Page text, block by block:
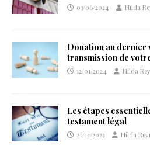
03/06/2024 Hilda
Donation au dernier
transmission de
12/01/2024 Hilda
Les étapes
testament légal
27/12/2023 Hilda